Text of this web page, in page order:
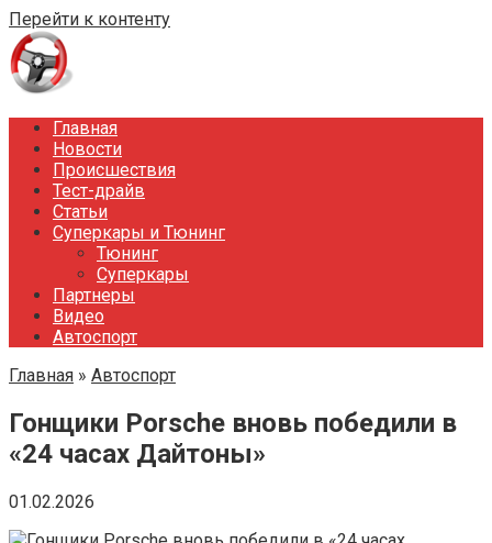
Перейти к контенту
Главная
Новости
Происшествия
Тест-драйв
Статьи
Суперкары и Тюнинг
Тюнинг
Суперкары
Партнеры
Видео
Автоспорт
Главная » Автоспорт
Гонщики Porsche вновь победили в
«24 часах Дайтоны»
01.02.2026